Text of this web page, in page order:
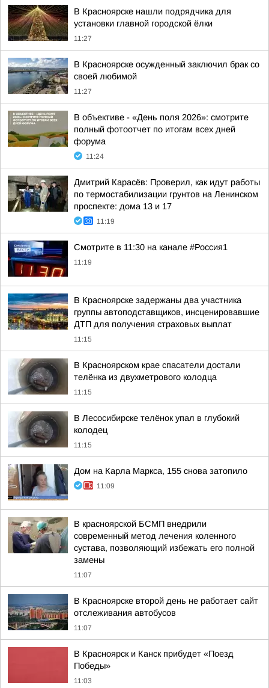
В Красноярске нашли подрядчика для
установки главной городской ёлки
11:27
В Красноярске осужденный заключил брак со
своей любимой
11:27
В объективе - «День поля 2026»: смотрите
полный фотоотчет по итогам всех дней
форума
11:24
Дмитрий Карасёв: Проверил, как идут работы
по термостабилизации грунтов на Ленинском
проспекте: дома 13 и 17
11:19
Смотрите в 11:30 на канале #Россия1
11:19
В Красноярске задержаны два участника
группы автоподставщиков, инсценировавшие
ДТП для получения страховых выплат
11:15
В Красноярском крае спасатели достали
телёнка из двухметрового колодца
11:15
В Лесосибирске телёнок упал в глубокий
колодец
11:15
Дом на Карла Маркса, 155 снова затопило
11:09
В красноярской БСМП внедрили
современный метод лечения коленного
сустава, позволяющий избежать его полной
замены
11:07
В Красноярске второй день не работает сайт
отслеживания автобусов
11:07
В Красноярск и Канск прибудет «Поезд
Победы»
11:03